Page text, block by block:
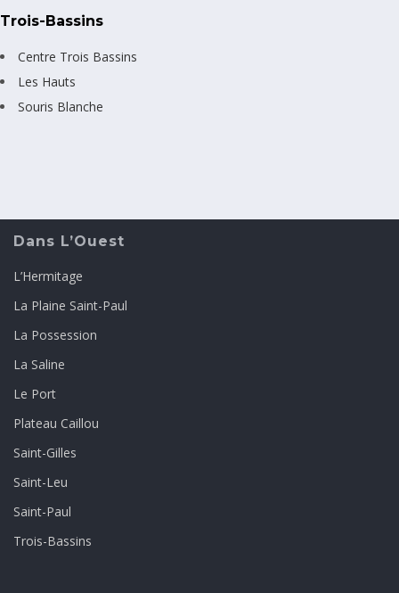
Trois-Bassins
Centre Trois Bassins
Les Hauts
Souris Blanche
Dans L’Ouest
L’Hermitage
La Plaine Saint-Paul
La Possession
La Saline
Le Port
Plateau Caillou
Saint-Gilles
Saint-Leu
Saint-Paul
Trois-Bassins